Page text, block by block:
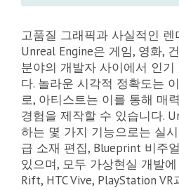
고품질 그래픽과 사실적인
Unreal Engine은 게임, 영화,
분야의 개발자 사이에서 인
다. 놀라운 시각적 정확도는
로, 아티스트는 이를 통해 매
경험을 제작할 수 있습니다.
하는 몇 가지 기능으로는 실
급 소재 편집, Blueprint 비주
있으며, 모두 가상현실 개발에
Rift, HTC Vive, PlayStation